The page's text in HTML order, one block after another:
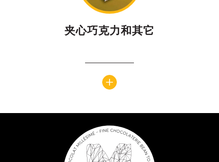
夹心巧克力和其它